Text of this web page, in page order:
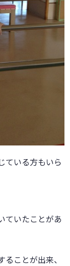
ている方もいら
ていたことがあ
ことが出来、